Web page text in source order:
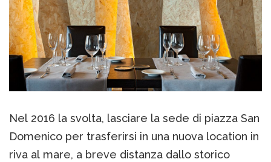
Nel 2016 la svolta, lasciare la sede di piazza San
Domenico per trasferirsi in una nuova location in
riva al mare, a breve distanza dallo storico